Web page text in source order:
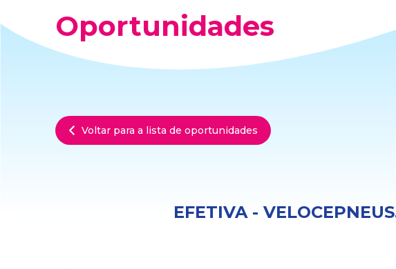
Oportunidades
Voltar para a lista de oportunidades
EFETIVA -